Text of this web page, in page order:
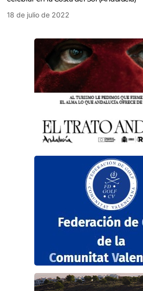
18 de julio de 2022